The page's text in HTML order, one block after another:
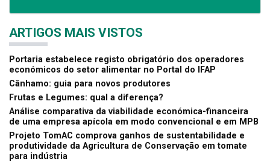
ARTIGOS MAIS VISTOS
Portaria estabelece registo obrigatório dos operadores
económicos do setor alimentar no Portal do IFAP
Cânhamo: guia para novos produtores
Frutas e Legumes: qual a diferença?
Análise comparativa da viabilidade económica-financeira
de uma empresa apícola em modo convencional e em MPB
Projeto TomAC comprova ganhos de sustentabilidade e
produtividade da Agricultura de Conservação em tomate
para indústria